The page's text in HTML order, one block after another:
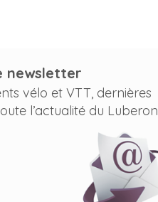
newsletter
vélo et VTT, dernières
l’actualité du Luberon